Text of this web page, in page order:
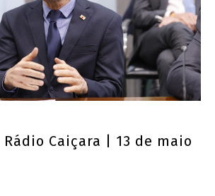
Rádio Caiçara | 13 de maio